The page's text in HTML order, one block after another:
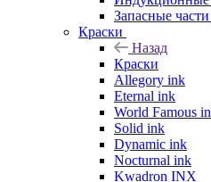
Запасные
Краски
Назад
Краски
Allegory ink
Eternal ink
World Famous
Solid ink
Dynamic ink
Nocturnal ink
Kwadron INX